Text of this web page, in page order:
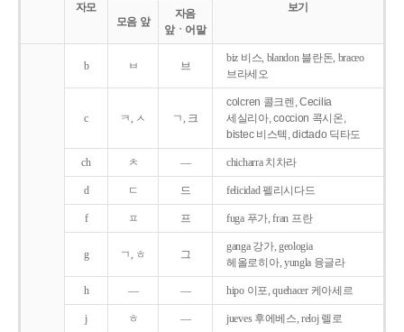
자모
보기
모음 앞
자음
앞ㆍ어말
b ㅂ 브
biz 비스, blandon 블란돈, braceo
브라세오
c ㅋ, ㅅ ㄱ, 크
colcren 콜크렌, Cecilia
세실리아, coccion 콕시온,
bistec 비스텍, dictado 딕타도
ch ㅊ ― chicharra 치차라
d ㄷ 드 felicidad 펠리시다드
f ㅍ 프 fuga 푸가, fran 프란
g ㄱ, ㅎ 그
ganga 강가, geologia
헤올로히아, yungla 융글라
h ― ― hipo 이포, quehacer 케아세르
j ㅎ ― jueves 후에베스, reloj 렐로